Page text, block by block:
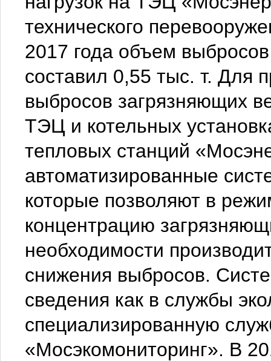
технического
2017 года объем
составил 0,55 тыс. т. Для
выбросов загрязняющих
ТЭЦ и котельных
тепловых станций
автоматизированные
которые позволяют в
концентрацию
необходимости
снижения выбросов.
сведения как в службы
специализированную
«Мосэкомониторинг». В